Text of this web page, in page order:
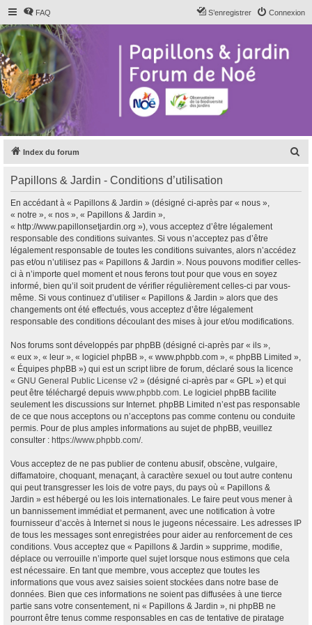
FAQ Connexion
S’enregistrer
Index du forum
Papillons & Jardin - Conditions d’utilisation
En accédant à « Papillons & Jardin » (désigné ci-après par « nous »,
« notre », « nos », « Papillons & Jardin »,
« http://www.papillonsetjardin.org »), vous acceptez d’être légalement
responsable des conditions suivantes. Si vous n’acceptez pas d’être
légalement responsable de toutes les conditions suivantes, alors n’accédez
pas et/ou n’utilisez pas « Papillons & Jardin ». Nous pouvons modifier celles-
ci à n’importe quel moment et nous ferons tout pour que vous en soyez
informé, bien qu’il soit prudent de vérifier régulièrement celles-ci par vous-
même. Si vous continuez d’utiliser « Papillons & Jardin » alors que des
changements ont été effectués, vous acceptez d’être légalement
responsable des conditions découlant des mises à jour et/ou modifications.
Nos forums sont développés par phpBB (désigné ci-après par « ils »,
« eux », « leur », « logiciel phpBB », « www.phpbb.com », « phpBB Limited »,
« Équipes phpBB ») qui est un script libre de forum, déclaré sous la licence
« GNU General Public License v2 » (désigné ci-après par « GPL ») et qui
peut être téléchargé depuis www.phpbb.com. Le logiciel phpBB facilite
seulement les discussions sur Internet. phpBB Limited n’est pas responsable
de ce que nous acceptons ou n’acceptons pas comme contenu ou conduite
permis. Pour de plus amples informations au sujet de phpBB, veuillez
consulter : https://www.phpbb.com/.
Vous acceptez de ne pas publier de contenu abusif, obscène, vulgaire,
diffamatoire, choquant, menaçant, à caractère sexuel ou tout autre contenu
qui peut transgresser les lois de votre pays, du pays où « Papillons &
Jardin » est hébergé ou les lois internationales. Le faire peut vous mener à
un bannissement immédiat et permanent, avec une notification à votre
fournisseur d’accès à Internet si nous le jugeons nécessaire. Les adresses IP
de tous les messages sont enregistrées pour aider au renforcement de ces
conditions. Vous acceptez que « Papillons & Jardin » supprime, modifie,
déplace ou verrouille n’importe quel sujet lorsque nous estimons que cela
est nécessaire. En tant que membre, vous acceptez que toutes les
informations que vous avez saisies soient stockées dans notre base de
données. Bien que ces informations ne soient pas diffusées à une tierce
partie sans votre consentement, ni « Papillons & Jardin », ni phpBB ne
pourront être tenus comme responsables en cas de tentative de piratage